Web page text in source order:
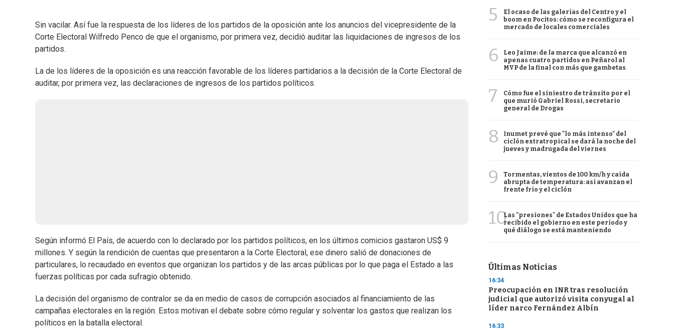
Sin vacilar. Así fue la respuesta de los líderes de los partidos de la oposición ante los anuncios del vicepresidente de la
Corte Electoral Wilfredo Penco de que el organismo, por primera vez, decidió auditar las liquidaciones de ingresos de los
partidos.
La de los líderes de la oposición es una reacción favorable de los líderes partidarios a la decisión de la Corte Electoral de
auditar, por primera vez, las declaraciones de ingresos de los partidos políticos.
Según informó El País, de acuerdo con lo declarado por los partidos políticos, en los últimos comicios gastaron US$ 9
millones. Y según la rendición de cuentas que presentaron a la Corte Electoral, ese dinero salió de donaciones de
particulares, lo recaudado en eventos que organizan los partidos y de las arcas públicas por lo que paga el Estado a las
fuerzas políticas por cada sufragio obtenido.
La decisión del organismo de contralor se da en medio de casos de corrupción asociados al financiamiento de las
campañas electorales en la región. Estos motivan el debate sobre cómo regular y solventar los gastos que realizan los
políticos en la batalla electoral.
5
El ocaso de las galerías del Centro y el
boom en Pocitos: cómo se reconfigura el
mercado de locales comerciales
6
Leo Jaime: de la marca que alcanzó en
apenas cuatro partidos en Peñarol al
MVP de la final con más que gambetas
7
Cómo fue el siniestro de tránsito por el
que murió Gabriel Rossi, secretario
general de Drogas
8
Inumet prevé que "lo más intenso" del
ciclón extratropical se dará la noche del
jueves y madrugada del viernes
9
Tormentas, vientos de 100 km/h y caída
abrupta de temperatura: así avanzan el
frente frío y el ciclón
10Las "presiones" de Estados Unidos que ha
recibido el gobierno en este período y
qué diálogo se está manteniendo
Últimas Noticias
16:34
Preocupación en INR tras resolución
judicial que autorizó visita conyugal al
líder narco Fernández Albín
16:33